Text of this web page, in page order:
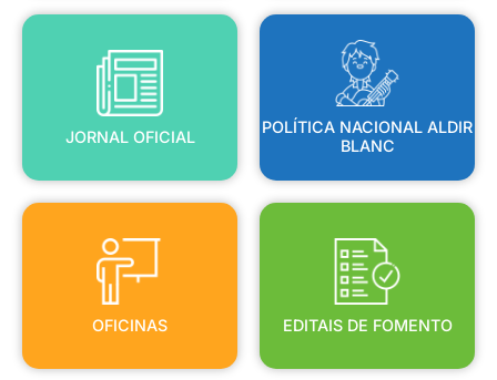
JORNAL OFICIAL
JORNAL OFICIAL
POLÍTICA NACIONAL ALDIR
BLANC
POLÍTICA NACIONAL ALDIR
BLANC
OFICINAS
OFICINAS
EDITAIS DE FOMENTO
EDITAIS DE FOMENTO